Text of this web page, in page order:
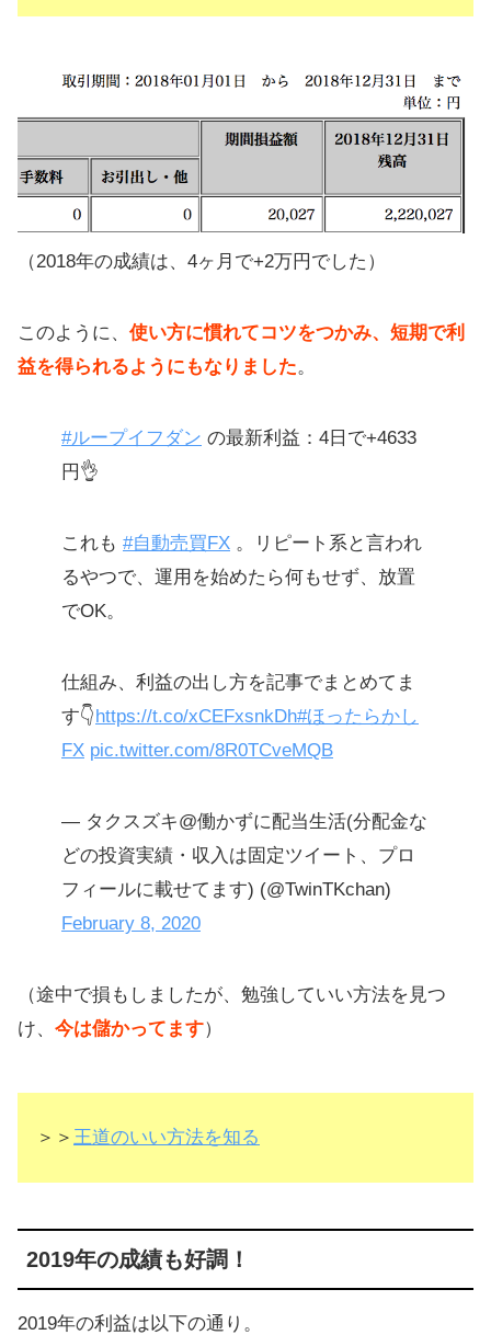
（2018年の成績は、4ヶ月で+2万円でした）
このように、 使い方に慣れてコツをつかみ、短期で利
益を得られるようにもなりました。
#ループイフダン の最新利益：4日で+4633
円👌
これも #自動売買FX 。リピート系と言われ
るやつで、運用を始めたら何もせず、放置
でOK。
仕組み、利益の出し方を記事でまとめてま
す👇https://t.co/xCEFxsnkDh#ほったらかし
FX pic.twitter.com/8R0TCveMQB
— タクスズキ@働かずに配当生活(分配金な
どの投資実績・収入は固定ツイート、プロ
フィールに載せてます) (@TwinTKchan)
February 8, 2020
（途中で損もしましたが、勉強していい方法を見つ
け、 今は儲かってます）
＞＞ 王道のいい方法を知る
2019年の成績も好調！
2019年の利益は以下の通り。